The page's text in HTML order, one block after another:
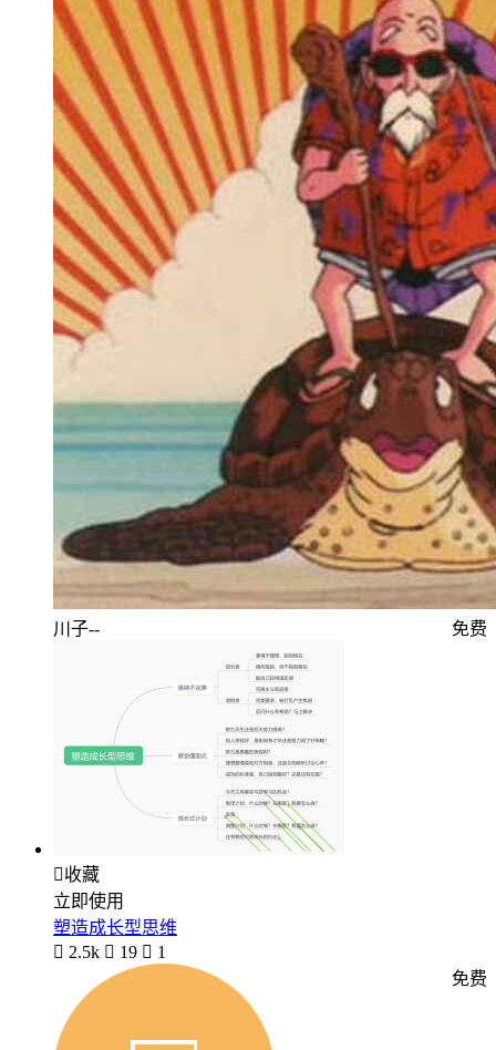
川子-- 免费
收藏
立即使用
塑造成长型思维
 2.5k  19  1
免费